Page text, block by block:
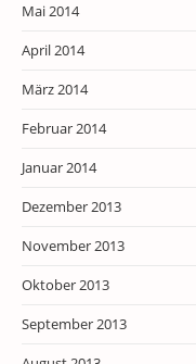
Mai 2014
April 2014
März 2014
Februar 2014
Januar 2014
Dezember 2013
November 2013
Oktober 2013
September 2013